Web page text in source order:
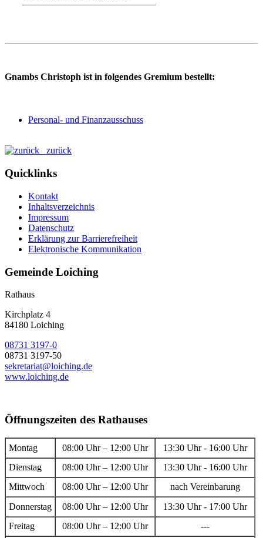
Gnambs Christoph ist in folgendes Gremium bestellt:
Personal- und Finanzausschuss
zurück
Quicklinks
Kontakt
Inhaltsverzeichnis
Impressum
Datenschutz
Erklärung zur Barrierefreiheit
Elektronische Kommunikation
Gemeinde Loiching
Rathaus
Kirchplatz 4
84180 Loiching
08731 3197-0
08731 3197-50
sekretariat@loiching.de
www.loiching.de
Öffnungszeiten des Rathauses
Montag 08:00 Uhr – 12:00 Uhr
13:30 Uhr - 16:00 Uhr
Dienstag
08:00 Uhr – 12:00 Uhr
13:30 Uhr - 16:00 Uhr
Mittwoch
08:00 Uhr – 12:00 Uhr
nach Vereinbarung
Donnerstag
08:00 Uhr – 12:00 Uhr
13:30 Uhr - 17:00 Uhr
Freitag
08:00 Uhr – 12:00 Uhr ---